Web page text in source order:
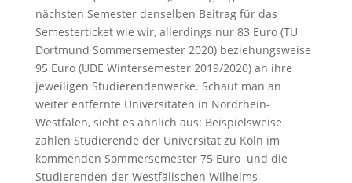
nächsten Semester denselben Beitrag für das
Semesterticket wie wir, allerdings nur 83 Euro (TU
Dortmund Sommersemester 2020) beziehungsweise
95 Euro (UDE Wintersemester 2019/2020) an ihre
jeweiligen Studierendenwerke. Schaut man an
weiter entfernte Universitäten in Nordrhein-
Westfalen, sieht es ähnlich aus: Beispielsweise
zahlen Studierende der Universität zu Köln im
kommenden Sommersemester 75 Euro und die
Studierenden der Westfälischen Wilhelms-